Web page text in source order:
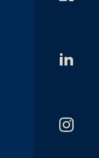
Das
Das